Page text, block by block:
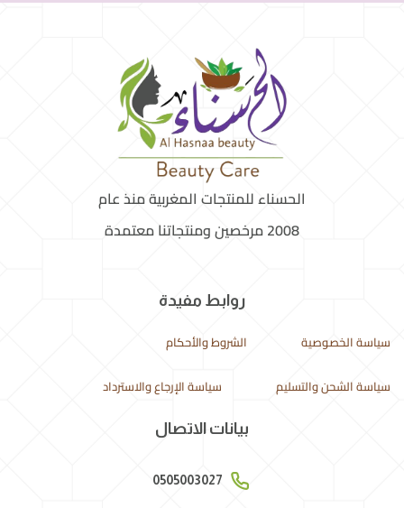
الحسناء للمنتجات المغربية منذ عام
2008 مرخصين ومنتجاتنا معتمدة
روابط مفيدة
سياسة الخصوصية الشروط والأحكام
سياسة الشحن والتسليم سياسة الإرجاع والاسترداد
بيانات الاتصال
0505003027